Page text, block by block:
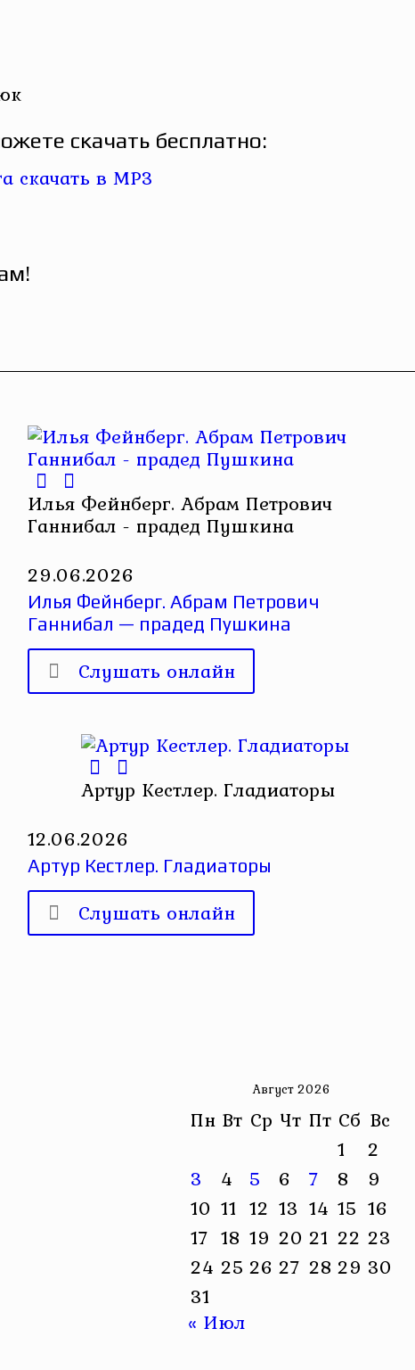
скачать бесплатно:
Илья Фейнберг. Абрам Петрович
Ганнибал - прадед Пушкина
29.06.2026
Илья Фейнберг. Абрам Петрович
Ганнибал — прадед Пушкина
Слушать онлайн
Артур Кестлер. Гладиаторы
12.06.2026
Артур Кестлер. Гладиаторы
Слушать онлайн
Август 2026
Пн Вт Ср Чт Пт Сб Вс
1
2
3
4 5 6 7 8
9
10 11 12 13 14 15 16
17 18 19 20 21 22 23
24 25 26 27 28 29 30
31
« Июл